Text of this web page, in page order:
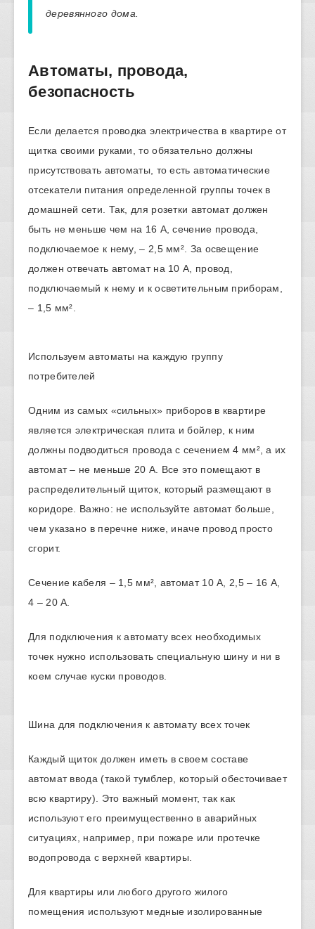
деревянного дома.
Автоматы, провода,
безопасность
Если делается проводка электричества в квартире от
щитка своими руками, то обязательно должны
присутствовать автоматы, то есть автоматические
отсекатели питания определенной группы точек в
домашней сети. Так, для розетки автомат должен
быть не меньше чем на 16 А, сечение провода,
подключаемое к нему, – 2,5 мм². За освещение
должен отвечать автомат на 10 А, провод,
подключаемый к нему и к осветительным приборам,
– 1,5 мм².
Используем автоматы на каждую группу
потребителей
Одним из самых «сильных» приборов в квартире
является электрическая плита и бойлер, к ним
должны подводиться провода с сечением 4 мм², а их
автомат – не меньше 20 А. Все это помещают в
распределительный щиток, который размещают в
коридоре. Важно: не используйте автомат больше,
чем указано в перечне ниже, иначе провод просто
сгорит.
Сечение кабеля – 1,5 мм², автомат 10 А, 2,5 – 16 А,
4 – 20 А.
Для подключения к автомату всех необходимых
точек нужно использовать специальную шину и ни в
коем случае куски проводов.
Шина для подключения к автомату всех точек
Каждый щиток должен иметь в своем составе
автомат ввода (такой тумблер, который обесточивает
всю квартиру). Это важный момент, так как
используют его преимущественно в аварийных
ситуациях, например, при пожаре или протечке
водопровода с верхней квартиры.
Для квартиры или любого другого жилого
помещения используют медные изолированные